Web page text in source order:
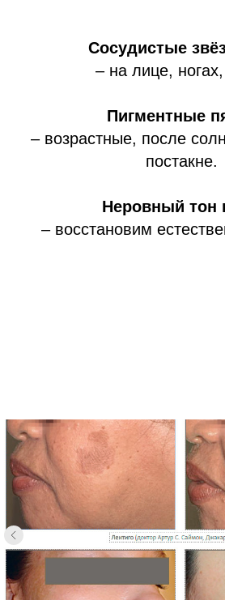
Сосудистые
– на лице,
Пигментные
– возрастные, после
постакне.
Неровный тон
– восстановим